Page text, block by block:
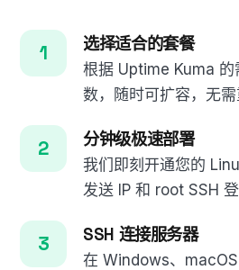
选择适合的套餐
根据 Uptime Kuma 的
数，随时可扩容，无需
分钟级极速部署
我们即刻开通您的
发送 IP 和 root SSH 登
SSH 连接服务器
在 Windows、